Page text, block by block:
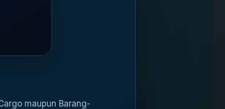
maupun Barang-